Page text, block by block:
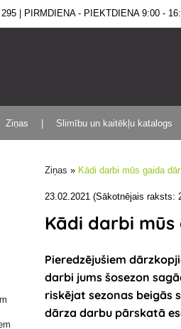
| PIRMDIENA - PIEKTDIENA 9:00 -
Ziņas Slimību un kaitēkļu katalogs
Ziņas » Kādi darbi mūs gaida
23.02.2021 (Sākotnējais raksts:
Kādi darbi
Pieredzējušiem
darbi jums šosezon
riskējat sezonas beigās
dārza darbu pārskatā